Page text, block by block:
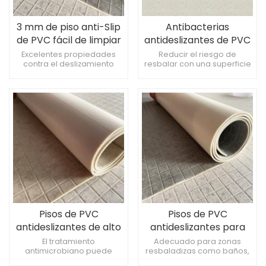
3 mm de piso anti-Slip
de PVC fácil de limpiar
de PVC
Excelentes propiedades
contra el deslizamiento
resbaladizosAntimicrobiano
y fácil de limpiar,
manteniendo un ambiente
limpio e higiénicoMejora la
seguridad y la comodidad
Antibacterias
antideslizantes de PVC
de 3 mm de espesor e
impermeable
Reducir el riesgo de
resbalar con una superficie
seguroExcelente resistencia
al agua y propiedades
antimicrobianas
Pisos de PVC
antideslizantes de alto
rendimiento para
espacios comerciales y
El tratamiento
antimicrobiano puede
Pisos de PVC
antideslizantes para
ser seguros, duraderos
y fáciles de mantener
Adecuado para zonas
resbaladizas como baños,